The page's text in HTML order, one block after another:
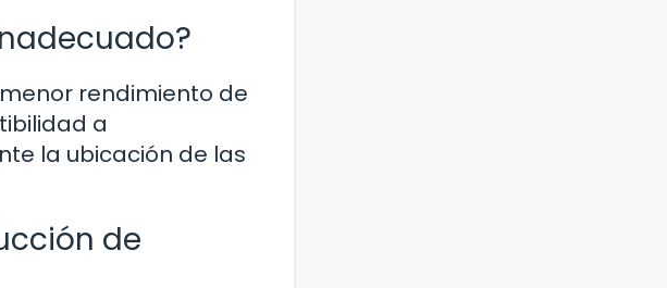
rendimiento de
a
la ubicación de las
de